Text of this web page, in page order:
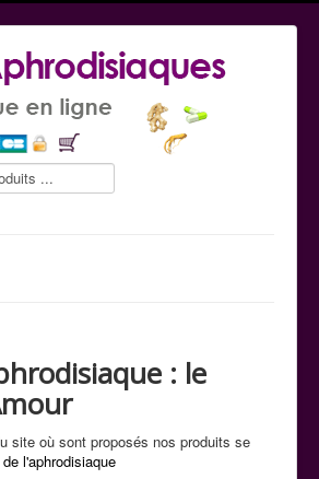
Le guide conseil
La boutique
Commande tel
: le
site où sont proposés nos produits se
l'aphrodisiaque